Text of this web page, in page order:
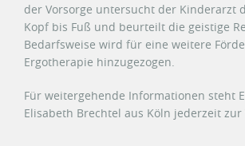
der Vorsorge untersucht der Kinderarzt
Kopf bis Fuß und beurteilt die geistige
Bedarfsweise wird für eine weitere
Ergotherapie hinzugezogen.
Für weitergehende Informationen steht
Elisabeth Brechtel aus Köln jederzeit zur